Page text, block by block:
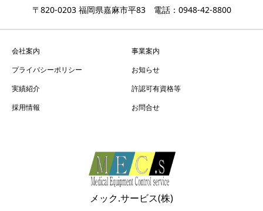
〒820-0203 福岡県嘉麻市平83 電話：0948-42-8800
会社案内
事業案内
プライバシーポリシー
お知らせ
実績紹介
許認可有資格等
採用情報
お問合せ
メック.サービス(株)